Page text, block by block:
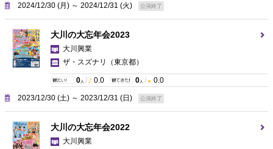
2024/12/30 (月) ～ 2024/12/31 (火) 公演終了
大川の大忘年会2023
大川興業
ザ・スズナリ
（東京都）
0 人 / 0.0 0 人 / 0.0
2023/12/30 (土) ～ 2023/12/31 (日) 公演終了
大川の大忘年会2022
大川興業